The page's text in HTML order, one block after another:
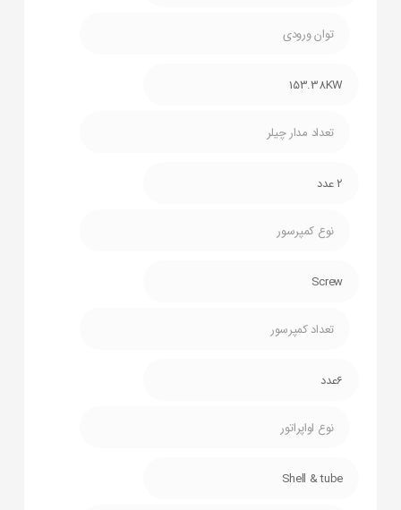
توان ورودی
153.38KW
تعداد مدار چیلر
2 عدد
نوع کمپرسور
Screw
تعداد کمپرسور
6عدد
نوع اواپراتور
Shell & tube